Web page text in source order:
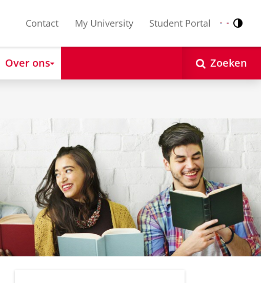
Contact My University Student Portal Nederlands
English
Over ons Zoeken